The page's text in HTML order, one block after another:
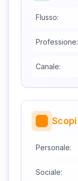
Flusso:
Professione:
Canale:
Scopi
Personale:
Sociale: